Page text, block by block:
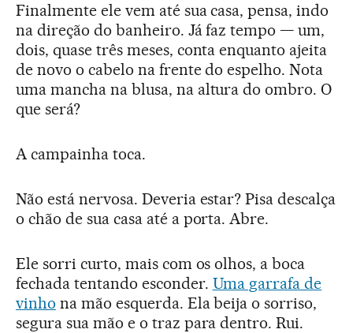
Finalmente ele vem até sua casa, pensa, indo
na direção do banheiro. Já faz tempo — um,
dois, quase três meses, conta enquanto ajeita
de novo o cabelo na frente do espelho. Nota
uma mancha na blusa, na altura do ombro. O
que será?
A campainha toca.
Não está nervosa. Deveria estar? Pisa descalça
o chão de sua casa até a porta. Abre.
Ele sorri curto, mais com os olhos, a boca
fechada tentando esconder. Uma garrafa de
vinho na mão esquerda. Ela beija o sorriso,
segura sua mão e o traz para dentro. Rui.